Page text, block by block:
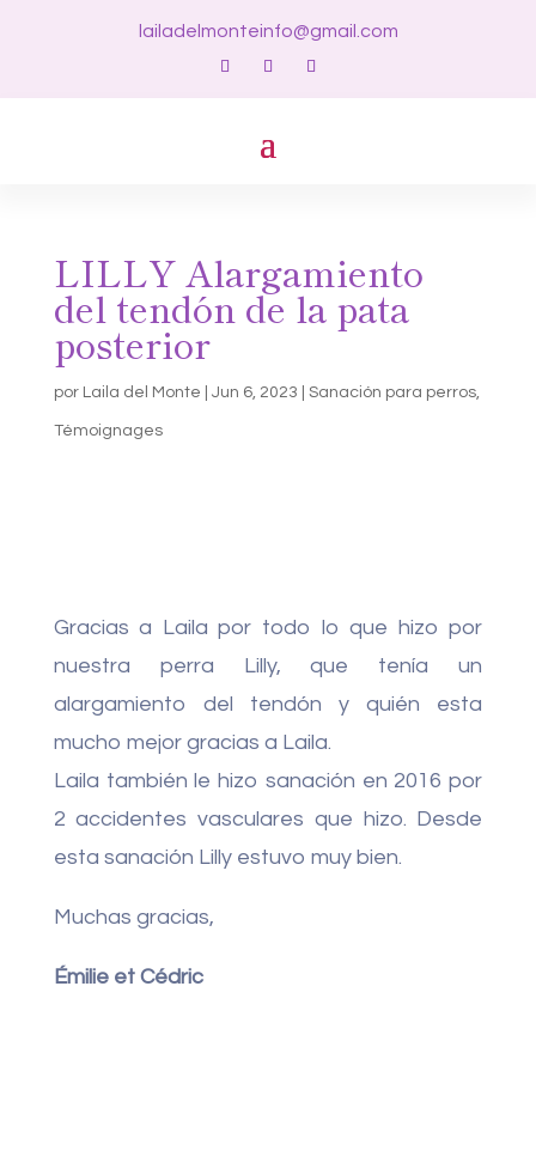
lailadelmonteinfo@gmail.com
LILLY Alargamiento
del tendón de la pata
posterior
por Laila del Monte Jun 6, 2023 Sanación para perros,
Témoignages
Gracias a Laila por todo lo que hizo por
nuestra perra Lilly, que tenía un
alargamiento del tendón y quién esta
mucho mejor gracias a Laila.
Laila también le hizo sanación en 2016 por
2 accidentes vasculares que hizo. Desde
esta sanación Lilly estuvo muy bien.
Muchas gracias,
Émilie et Cédric